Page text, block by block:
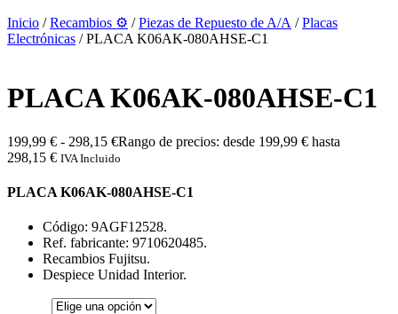
Inicio /Recambios ⚙️ /Piezas de Repuesto de A/A /Placas
Electrónicas / PLACA K06AK-080AHSE-C1
PLACA K06AK-080AHSE-C1
199,99 € - 298,15 €Rango de precios: desde 199,99 € hasta
298,15 € IVA Incluido
PLACA K06AK-080AHSE-C1
Código: 9AGF12528.
Ref. fabricante: 9710620485.
Recambios Fujitsu.
Despiece Unidad Interior.